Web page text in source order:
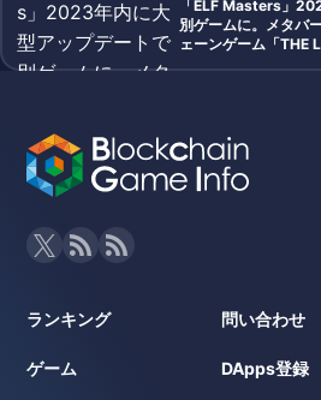
「ELF Masters」
別ゲームに。メタバ
ェーンゲーム「THE
ランキング
ゲーム
問い合わせ
DApps登録